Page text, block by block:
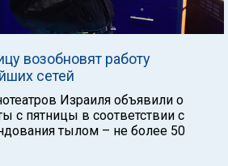
возобновят работу
сетей
Израиля объявили о
с пятницы в соответствии с
тылом – не более 50